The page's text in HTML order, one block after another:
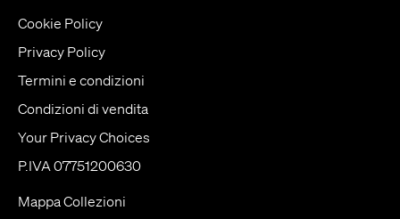
Cookie Policy
Privacy Policy
Termini e condizioni
Condizioni di vendita
Your Privacy Choices
P.IVA 07751200630
Mappa Collezioni